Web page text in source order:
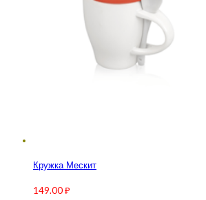
Кружка Мескит
149.00₽